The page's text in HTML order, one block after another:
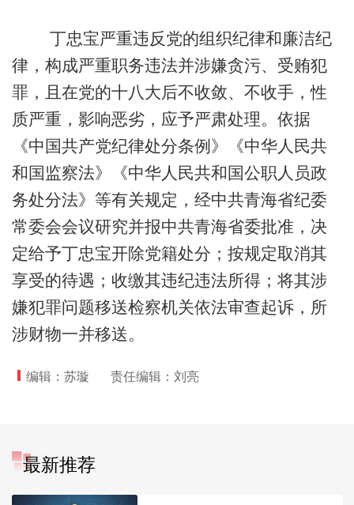
丁忠宝严重违反党的组织纪律和廉洁纪
律，构成严重职务违法并涉嫌贪污、受贿犯
罪，且在党的十八大后不收敛、不收手，性
质严重，影响恶劣，应予严肃处理。依据
《中国共产党纪律处分条例》《中华人民共
和国监察法》《中华人民共和国公职人员政
务处分法》等有关规定，经中共青海省纪委
常委会会议研究并报中共青海省委批准，决
定给予丁忠宝开除党籍处分；按规定取消其
享受的待遇；收缴其违纪违法所得；将其涉
嫌犯罪问题移送检察机关依法审查起诉，所
涉财物一并移送。
编辑：苏璇 责任编辑：刘亮
最新推荐